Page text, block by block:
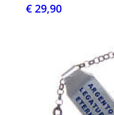
€ 29,90